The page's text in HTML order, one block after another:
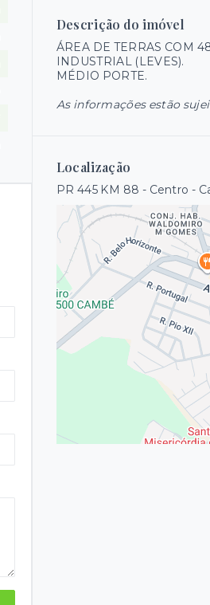
Descrição do imóvel
ÁREA DE TERRAS COM
INDUSTRIAL (LEVES).
MÉDIO PORTE.
As informações estão
Localização
PR 445 KM 88 - Centro -